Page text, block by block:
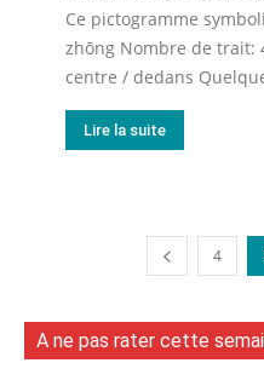
Ce pictogramme
zhōng Nombre de trait:
centre / dedans
Lire la suite
4
A ne pas rater cette